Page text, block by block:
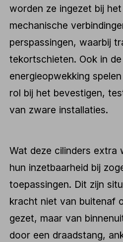
worden ze ingezet bij
mechanische
perspassingen, waarbij
tekortschieten. Ook in
energieopwekking
rol bij het bevestigen,
van zware installaties.
Wat deze cilinders extra
hun inzetbaarheid bij
toepassingen. Dit zijn
kracht niet van buitenaf
gezet, maar van
door een draadstang,